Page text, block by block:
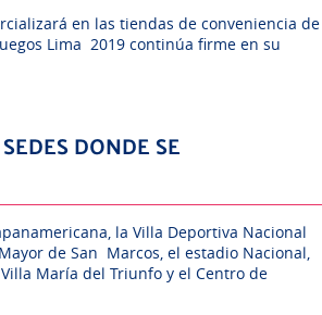
en las tiendas de conveniencia de
Lima 2019 continúa firme en su
DONDE SE
la Villa Deportiva Nacional
de San Marcos, el estadio Nacional,
María del Triunfo y el Centro de